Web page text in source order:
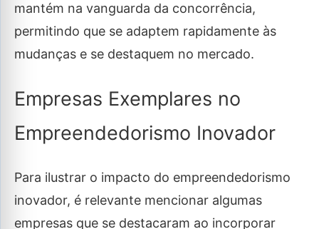
mantém na vanguarda da concorrência,
permitindo que se adaptem rapidamente às
mudanças e se destaquem no mercado.
Empresas Exemplares no
Empreendedorismo Inovador
Para ilustrar o impacto do empreendedorismo
inovador, é relevante mencionar algumas
empresas que se destacaram ao incorporar